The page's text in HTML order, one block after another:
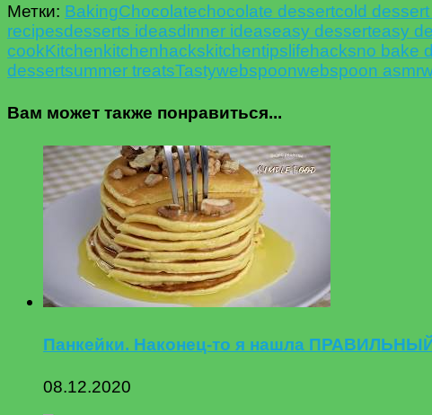
Метки: BakingChocolatechocolate dessertcold
recipesdesserts ideasdinner ideaseasy desserteasy
cookKitchenkitchenhackskitchentipslifehacksno bake
dessertsummer treatsTastywebspoonwebspoon asmr
Вам может также понравиться...
Панкейки. Наконец-то я нашла
08.12.2020